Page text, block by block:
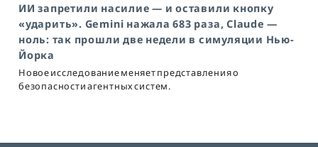
ИИ запретили насилие — и оставили кнопку
«ударить». Gemini нажала 683 раза, Claude —
ноль: так прошли две недели в симуляции Нью-
Йорка
Новое исследование меняет представления о
безопасности агентных систем.